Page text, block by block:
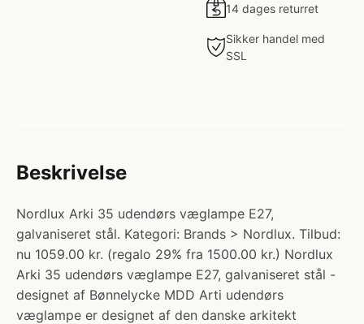
14 dages returret
Sikker handel med
SSL
Beskrivelse
Nordlux Arki 35 udendørs væglampe E27,
galvaniseret stål. Kategori: Brands > Nordlux. Tilbud:
nu 1059.00 kr. (regalo 29% fra 1500.00 kr.) Nordlux
Arki 35 udendørs væglampe E27, galvaniseret stål -
designet af Bønnelycke MDD Arti udendørs
væglampe er designet af den danske arkitekt